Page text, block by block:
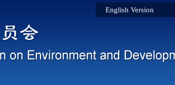
English Version